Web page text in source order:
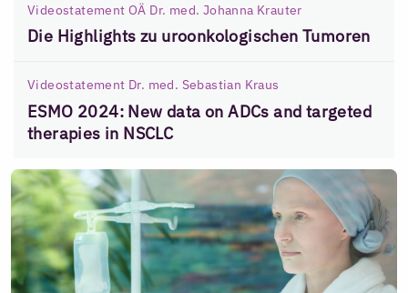
Videostatement OÄ Dr. med. Johanna Krauter
Die Highlights zu uroonkologischen Tumoren
Videostatement Dr. med. Sebastian Kraus
ESMO 2024: New data on ADCs and targeted
therapies in NSCLC